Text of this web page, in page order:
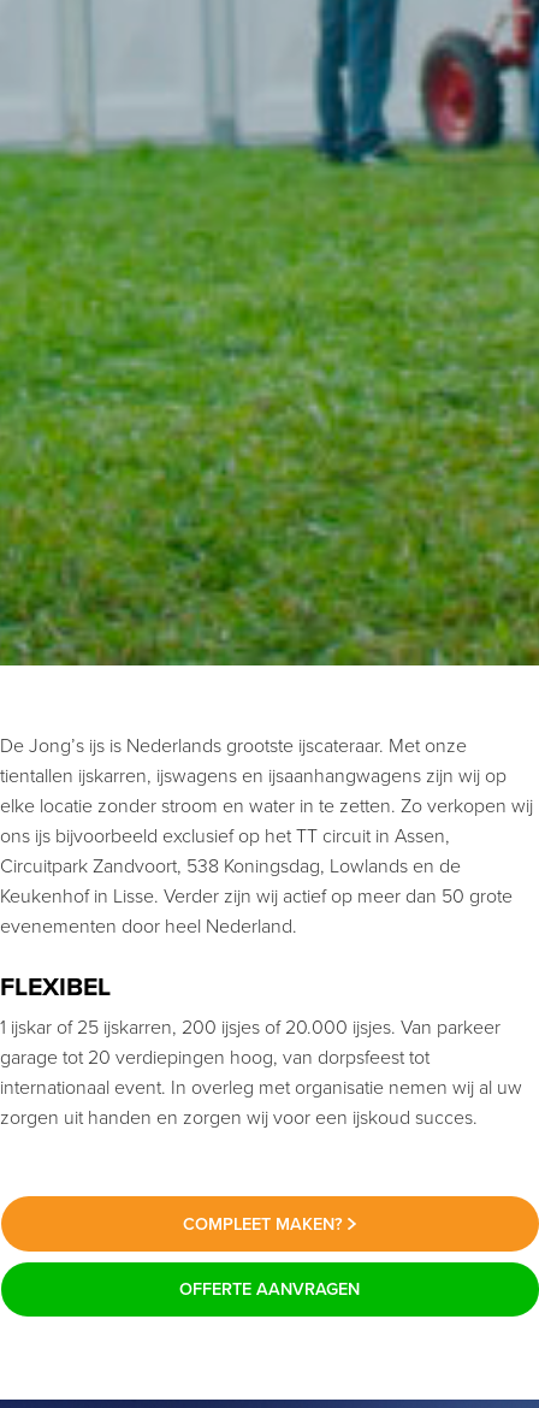
De Jong’s ijs is Nederlands grootste ijscateraar. Met onze
tientallen ijskarren, ijswagens en ijsaanhangwagens zijn wij op
elke locatie zonder stroom en water in te zetten. Zo verkopen wij
ons ijs bijvoorbeeld exclusief op het TT circuit in Assen,
Circuitpark Zandvoort, 538 Koningsdag, Lowlands en de
Keukenhof in Lisse. Verder zijn wij actief op meer dan 50 grote
evenementen door heel Nederland.
FLEXIBEL
1 ijskar of 25 ijskarren, 200 ijsjes of 20.000 ijsjes. Van parkeer
garage tot 20 verdiepingen hoog, van dorpsfeest tot
internationaal event. In overleg met organisatie nemen wij al uw
zorgen uit handen en zorgen wij voor een ijskoud succes.
COMPLEET MAKEN?
OFFERTE AANVRAGEN